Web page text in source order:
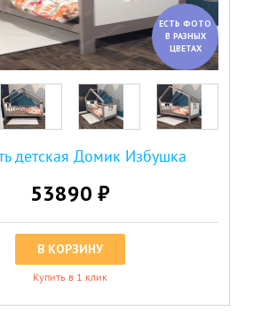
ЕСТЬ ФОТО
В РАЗНЫХ
ЦВЕТАХ
детская Домик Избушка
53890 ₽
В КОРЗИНУ
Купить в 1 клик